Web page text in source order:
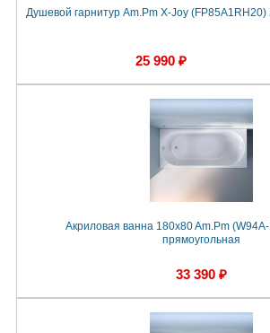
Душевой гарнитур Am.Pm X-Joy
25 990 ₽
Акриловая ванна 180x80 Am.Pm
прямоугольная
33 390 ₽